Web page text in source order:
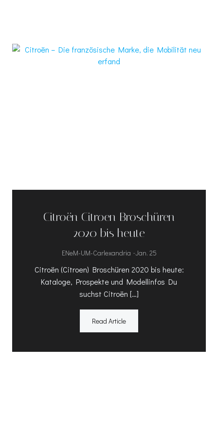
Citroën Citroen Broschüren
2020 bis heute
ENeM-UM-Carlexandria -Jan. 25
Citroën (Citroen) Broschüren 2020 bis heute:
Kataloge, Prospekte und Modellinfos Du
suchst Citroën […]
Read Article